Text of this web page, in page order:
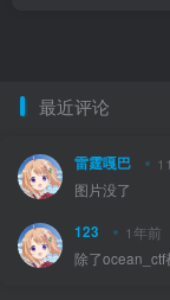
最近评论
雷霆嘎巴
图片没了
123 1年前
除了ocean_ctf